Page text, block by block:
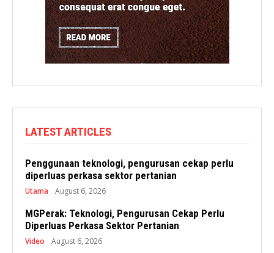
LATEST ARTICLES
Penggunaan teknologi, pengurusan cekap perlu
diperluas perkasa sektor pertanian
Utama August 6, 2026
MGPerak: Teknologi, Pengurusan Cekap Perlu
Diperluas Perkasa Sektor Pertanian
Video August 6, 2026